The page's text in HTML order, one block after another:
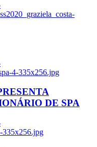
4-335x256.jpg
DE SPA
335x256.jpg